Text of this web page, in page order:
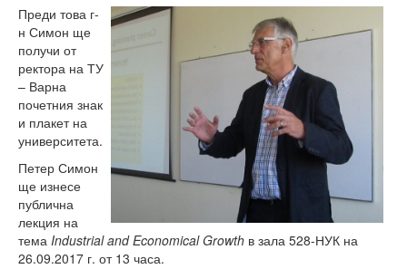
Колежи
Добруджански технологичен колеж
Колеж в структурата на ТУ-Варна
Департамент ЕПОС
Научноизследователски институт
Отдели и Центрове
Високотехнологичен парк
Преди това г-
н Симон ще
получи от
ректора на ТУ
– Варна
почетния знак
и плакет на
университета.
Петер Симон
ще изнесе
публична
лекция на
тема Industrial and Economical Growth в зала 528-НУК на
26.09.2017 г. от 13 часа.